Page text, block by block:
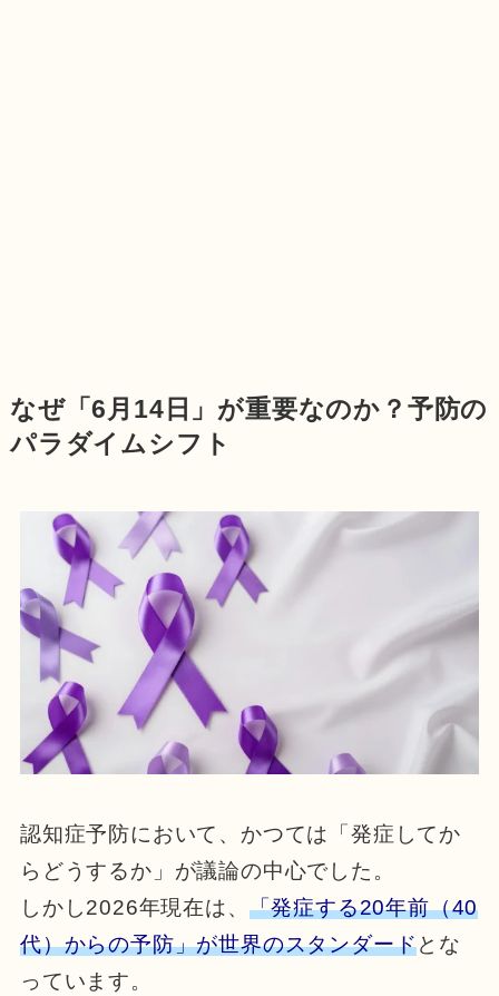
なぜ「6月14日」が重要なのか？予防の
パラダイムシフト
認知症予防において、かつては「発症してか
らどうするか」が議論の中心でした。
しかし2026年現在は、 「発症する20年前（40
代）からの予防」が世界のスタンダードとな
っています。